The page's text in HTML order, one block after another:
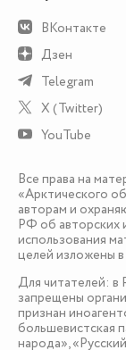
ВКонтакте
Дзен
Telegram
X (Twitter)
YouTube
Все права на
«Арктического
авторам и
РФ об авторских
использования
целей изложены
Для читателей: в
запрещены
признан
большевистская
народа»,